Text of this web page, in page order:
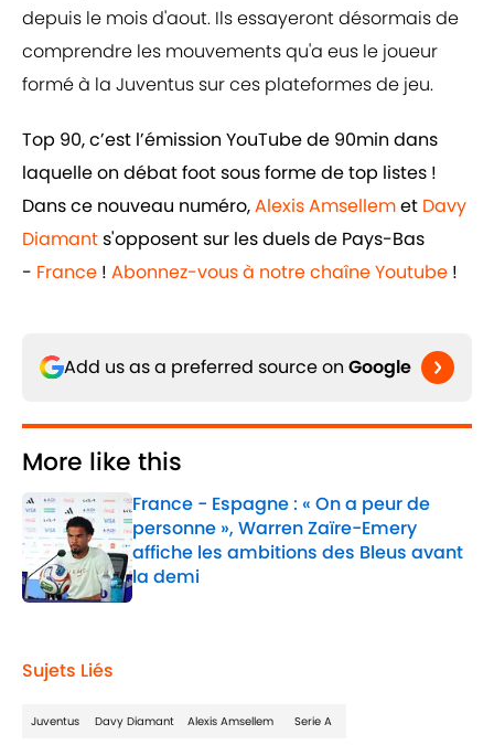
depuis le mois d'aout. Ils essayeront désormais de
comprendre les mouvements qu'a eus le joueur
formé à la Juventus sur ces plateformes de jeu.
Top 90, c’est l’émission YouTube de 90min dans
laquelle on débat foot sous forme de top listes !
Dans ce nouveau numéro,Alexis Amsellemet Davy
Diamants'opposent sur les duels de Pays-Bas
- France ! Abonnez-vous à notre chaîne Youtube !
Add us as a preferred source on Google
More like this
France - Espagne : « On a peur de
personne », Warren Zaïre-Emery
affiche les ambitions des Bleus avant
la demi
Published by on Invalid Date
Sujets Liés
Juventus Davy Diamant Alexis Amsellem Serie A